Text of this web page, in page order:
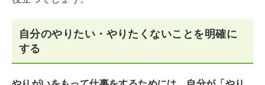
自分のやりたい・やりたくないことを明確に
する